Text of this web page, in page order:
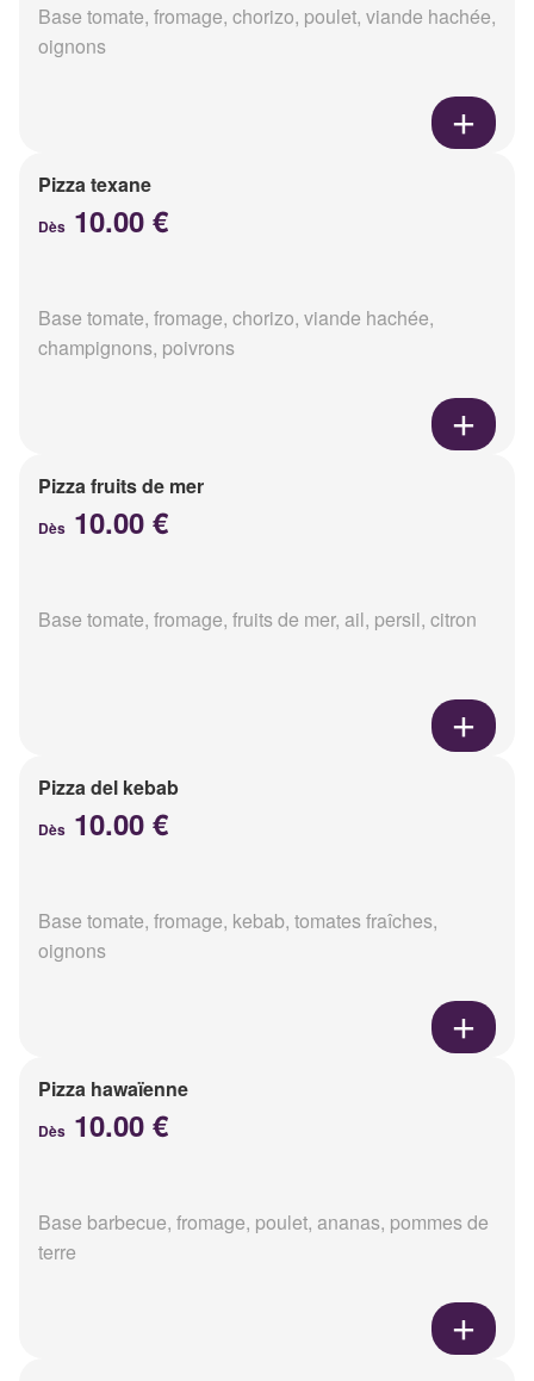
Base tomate, fromage, chorizo, poulet, viande hachée,
oignons
Pizza texane
Dès 10.00 €
Base tomate, fromage, chorizo, viande hachée,
champignons, poivrons
Pizza fruits de mer
Dès 10.00 €
Base tomate, fromage, fruits de mer, ail, persil, citron
Pizza del kebab
Dès 10.00 €
Base tomate, fromage, kebab, tomates fraîches,
oignons
Pizza hawaïenne
Dès 10.00 €
Base barbecue, fromage, poulet, ananas, pommes de
terre